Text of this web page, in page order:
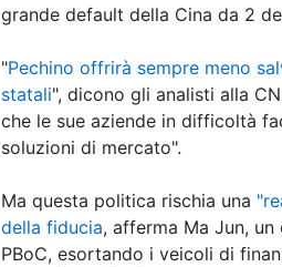
grande default della Cina da 2
"Pechino offrirà sempre meno
statali", dicono gli analisti alla
che le sue aziende in difficoltà
soluzioni di mercato".
Ma questa politica rischia una
della fiducia, afferma Ma Jun,
PBoC, esortando i veicoli di